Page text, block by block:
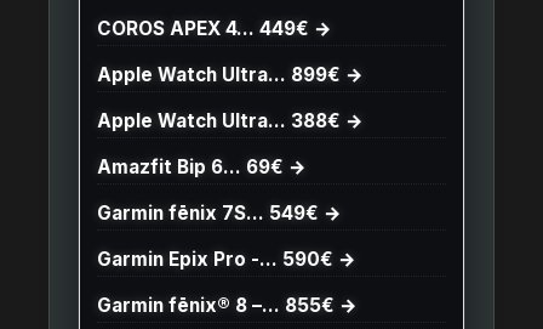
COROS APEX 4… 449€ →
Apple Watch Ultra… 899€ →
Apple Watch Ultra… 388€ →
Amazfit Bip 6… 69€ →
Garmin fēnix 7S… 549€ →
Garmin Epix Pro -… 590€ →
Garmin fēnix® 8 –… 855€ →